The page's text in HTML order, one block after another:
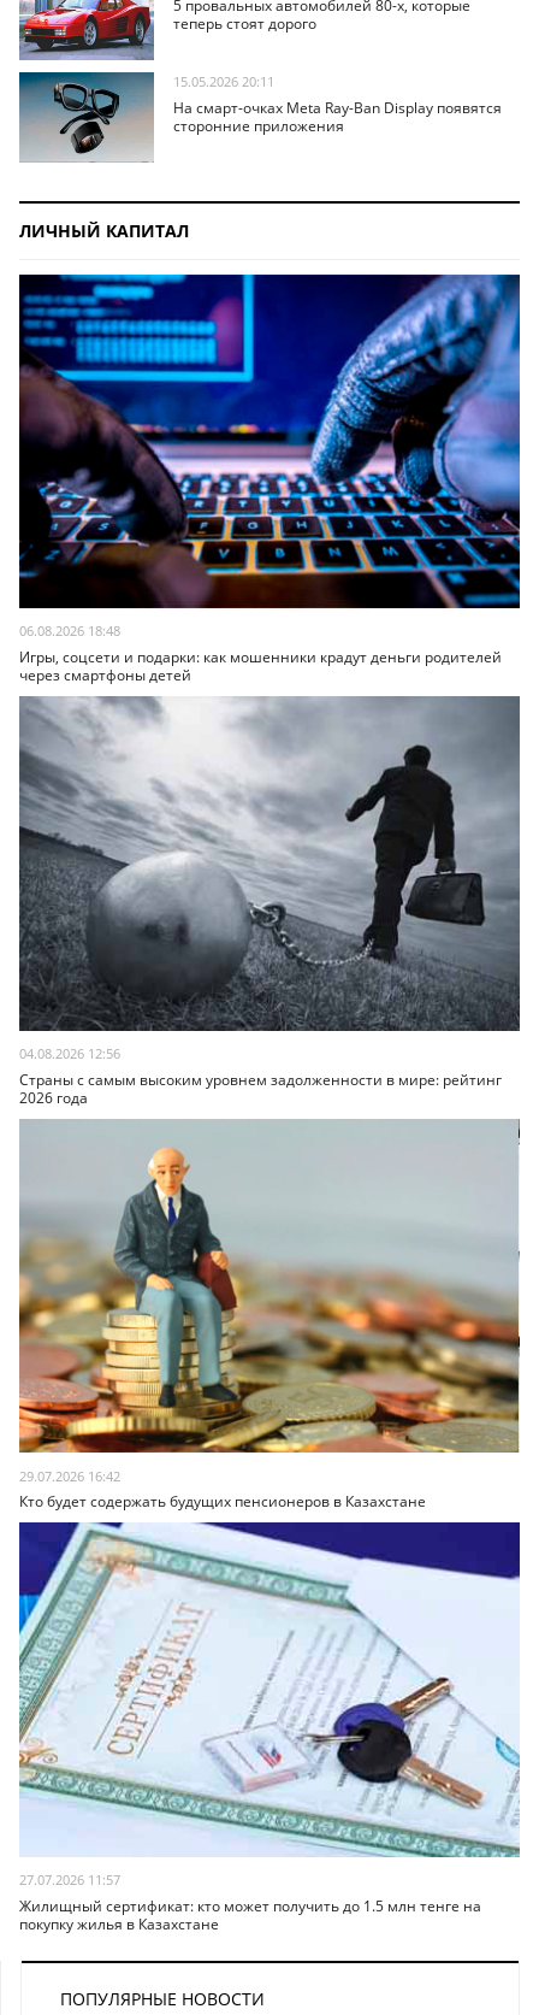
5 провальных автомобилей 80-х, которые
теперь стоят дорого
15.05.2026 20:11
На смарт-очках Meta Ray-Ban Display появятся
сторонние приложения
ЛИЧНЫЙ КАПИТАЛ
06.08.2026 18:48
Игры, соцсети и подарки: как мошенники крадут деньги родителей
через смартфоны детей
04.08.2026 12:56
Страны с самым высоким уровнем задолженности в мире: рейтинг
2026 года
29.07.2026 16:42
Кто будет содержать будущих пенсионеров в Казахстане
27.07.2026 11:57
Жилищный сертификат: кто может получить до 1.5 млн тенге на
покупку жилья в Казахстане
ПОПУЛЯРНЫЕ НОВОСТИ